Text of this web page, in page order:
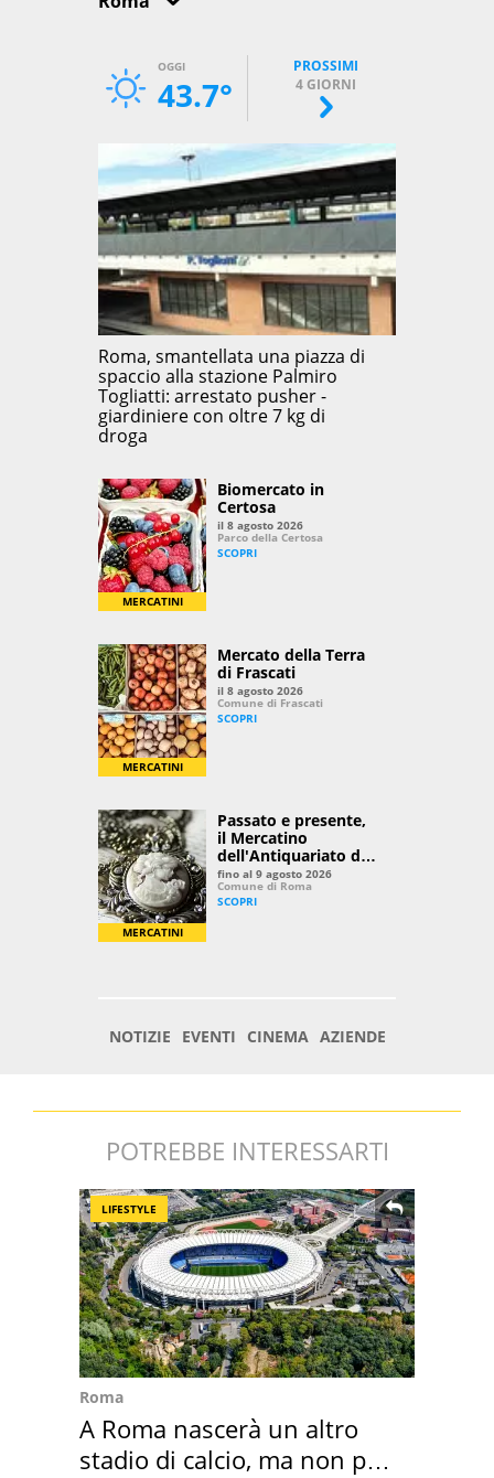
POTREBBE INTERESSARTI
LIFESTYLE
Roma
A Roma nascerà un altro
stadio di calcio, ma non per